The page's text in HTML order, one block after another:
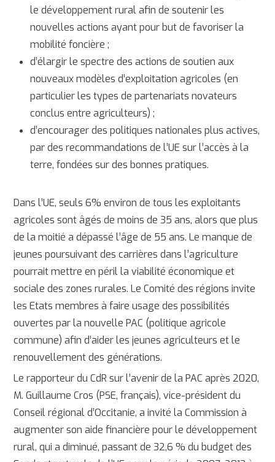
le développement rural afin de soutenir les
nouvelles actions ayant pour but de favoriser la
mobilité foncière ;
d’élargir le spectre des actions de soutien aux
nouveaux modèles d’exploitation agricoles (en
particulier les types de partenariats novateurs
conclus entre agriculteurs) ;
d’encourager des politiques nationales plus actives,
par des recommandations de l’UE sur l’accès à la
terre, fondées sur des bonnes pratiques.
Dans l’UE, seuls 6% environ de tous les exploitants
agricoles sont âgés de moins de 35 ans, alors que plus
de la moitié a dépassé l’âge de 55 ans. Le manque de
jeunes poursuivant des carrières dans l’agriculture
pourrait mettre en péril la viabilité économique et
sociale des zones rurales. Le Comité des régions invite
les Etats membres à faire usage des possibilités
ouvertes par la nouvelle PAC (politique agricole
commune) afin d’aider les jeunes agriculteurs et le
renouvellement des générations.
Le rapporteur du CdR sur l’avenir de la PAC après 2020,
M. Guillaume Cros (PSE, français), vice-président du
Conseil régional d’Occitanie, a invité la Commission à
augmenter son aide financière pour le développement
rural, qui a diminué, passant de 32,6 % du budget des